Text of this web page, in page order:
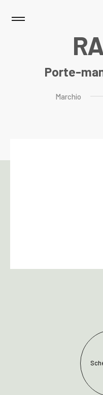
RA
Porte-
Marchio